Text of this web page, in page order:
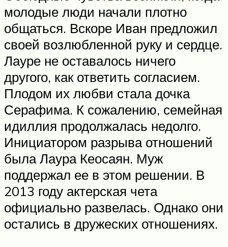
молодые люди начали плотно
общаться. Вскоре Иван предложил
своей возлюбленной руку и сердце.
Лауре не оставалось ничего
другого, как ответить согласием.
Плодом их любви стала дочка
Серафима. К сожалению, семейная
идиллия продолжалась недолго.
Инициатором разрыва отношений
была Лаура Кеосаян. Муж
поддержал ее в этом решении. В
2013 году актерская чета
официально развелась. Однако они
остались в дружеских отношениях.